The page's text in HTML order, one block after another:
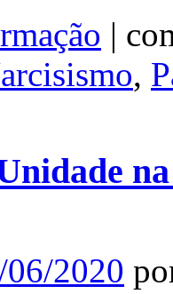
|
,
2020